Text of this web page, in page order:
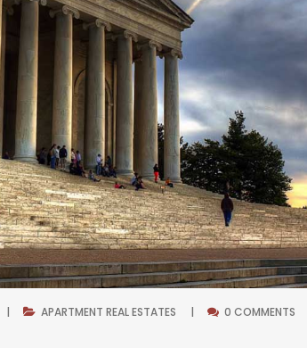
APARTMENT REAL ESTATES 0 COMMENTS